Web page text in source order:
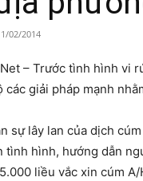
02/2014
– Trước tình hình vi
các giải pháp mạnh
sự lây lan của dịch
tình hình, hướng dẫn
liều vắc xin cúm